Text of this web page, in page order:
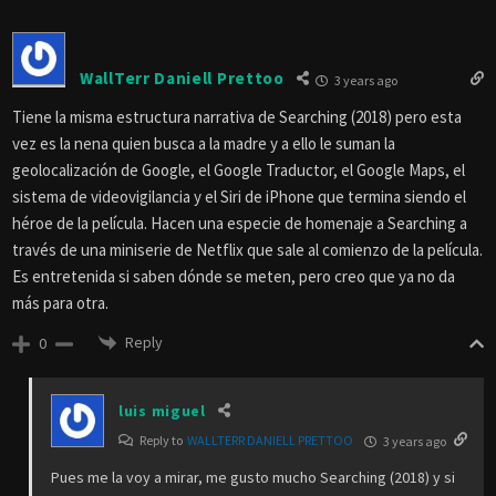
WallTerr Daniell Prettoo 3 years ago
Tiene la misma estructura narrativa de Searching (2018) pero esta
vez es la nena quien busca a la madre y a ello le suman la
geolocalización de Google, el Google Traductor, el Google Maps, el
sistema de videovigilancia y el Siri de iPhone que termina siendo el
héroe de la película. Hacen una especie de homenaje a Searching a
través de una miniserie de Netflix que sale al comienzo de la película.
Es entretenida si saben dónde se meten, pero creo que ya no da
más para otra.
0 Reply
luis miguel
Reply to WALLTERR DANIELL PRETTOO 3 years ago
Pues me la voy a mirar, me gusto mucho Searching (2018) y si